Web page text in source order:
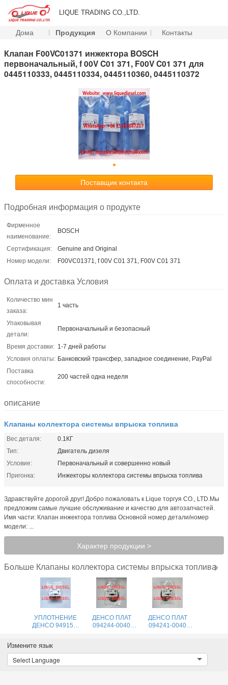
LIQUE TRADING CO.,LTD.
Дома Продукция О Компании Контакты
Клапан F00VC01371 инжектора BOSCH
первоначальный, f 00V C01 371, F00V C01 371 для
0445110333, 0445110334, 0445110360, 0445110372
Поставщик контакта
Подробная информация о продукте
Фирменное
наименование:
BOSCH
Сертификация:
Genuine and Original
Номер модели:
F00VC01371, f 00V C01 371, F00V C01 371
Оплата и доставка Условия
Количество мин
заказа:
1 часть
Упаковывая
детали:
Первоначальный и безопасный
Время доставки: 1-7 дней работы
Условия оплаты: Банковский трансфер, западное соединение, PayPal
Поставка
способности:
200 частей одна неделя
описание
Клапаны коллектора системы впрыска топлива
Вес деталя:
0.1КГ
Тип:
Двигатель дизеля
Условие:
Первоначальный и совершенно новый
Пригонка:
Инжекторы коллектора системы впрыска топлива
Здравствуйте дорогой друг! Добро пожаловать к Lique торгуя CO., LTD.Мы
предложим самые лучшие обслуживание и качество для автозапчастей.
Имя части: Клапан инжектора топлива Основной номер детали/номер
модели: ...
Характер продукции >
Больше Клапаны коллектора системы впрыска топлива
УПЛОТНЕНИЕ
ДЕНСО 949150-
949150 3110
ДЕНСО ПЛАТ
094244-0040
ДЕНСО ПЛАТ
094241-0040
Измените язык
Select Language